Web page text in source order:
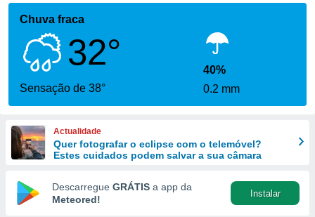
foi
fornecidas
a este
das
e
forma
digital
Chuva fraca
32°
Sensação de 38°
40%
0.2 mm
Actualidade
Quer fotografar o eclipse com o telemóvel?
Estes cuidados podem salvar a sua câmara
Descarregue GRÁTIS a app da
Meteored!
Instalar